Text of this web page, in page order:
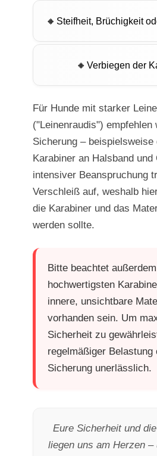
Steifheit, Brüchigkeit
Verbiegen der
Für Hunde mit starker
("Leinenraudis") empfehlen
Sicherung – beispielsweise
Karabiner an Halsband und
intensiver Beanspruchung
Verschleiß auf, weshalb
die Karabiner und das
werden sollte.
Bitte beachtet
hochwertigsten
innere, unsichtbare
vorhanden sein. Um
Sicherheit zu
regelmäßiger Belastung
Sicherung unerlässlich.
Eure Sicherheit und
liegen uns am Herzen –